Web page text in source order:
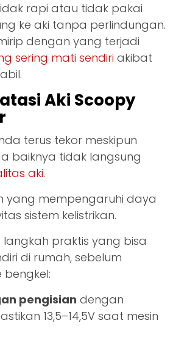
rapi atau tidak pakai
ke aki tanpa perlindungan.
dengan yang terjadi
sering mati sendiri akibat
Aki Scoopy
terus tekor meskipun
baiknya tidak langsung
aki.
yang mempengaruhi daya
sistem kelistrikan.
praktis yang bisa
di rumah, sebelum
pengisian dengan
13,5–14,5V saat mesin